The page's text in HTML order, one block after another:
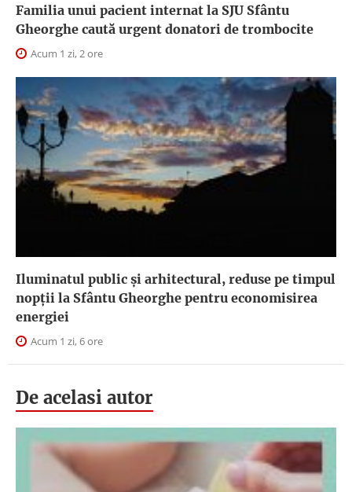
Familia unui pacient internat la SJU Sfântu
Gheorghe caută urgent donatori de trombocite
Acum 1 zi, 2 ore
Iluminatul public şi arhitectural, reduse pe timpul
nopţii la Sfântu Gheorghe pentru economisirea
energiei
Acum 1 zi, 6 ore
De acelasi autor